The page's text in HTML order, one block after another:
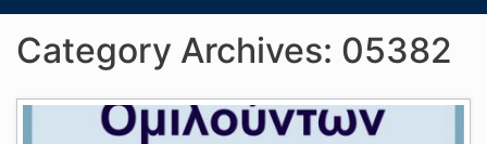
Category Archives: 05382